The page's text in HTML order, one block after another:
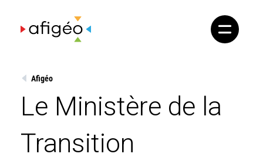
content
Afigéo
Le Ministère de la
Transition